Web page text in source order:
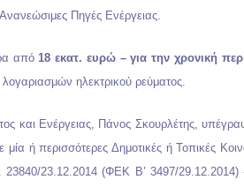
Πηγές Ενέργειας.
από18 εκατ. ευρώ – για την χρονική
ηλεκτρικού ρεύματος.
και Ενέργειας, Πάνος Σκουρλέτης,
ή περισσότερες Δημοτικές ή Τοπικές
23.12.2014 (ΦΕΚ Β’ 3497/29.12.2014)